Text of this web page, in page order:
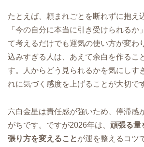
たとえば、頼まれごとを断れずに抱え
「今の自分に本当に引き受けられるか
て考えるだけでも運気の使い方が変わ
込みすぎる人は、あえて余白を作るこ
す。人からどう見られるかを気にしす
れに気づく感度を上げることが大切で
六白金星は責任感が強いため、停滞感
がちです。ですが2026年は、 頑張る量
張り方を変えることが運を整えるコツ